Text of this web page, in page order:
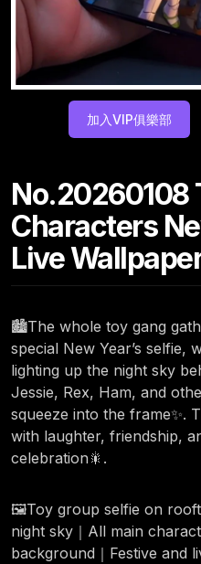
加入VIP俱樂部
No.20260108
Characters
Live
🏙️The whole toy gang
special New Year’s selfie,
lighting up the night sky
Jessie, Rex, Ham, and
squeeze into the frame✨.
with laughter, friendship,
celebration🎇.
🖼️Toy group selfie on
night sky｜All main
background｜Festive and